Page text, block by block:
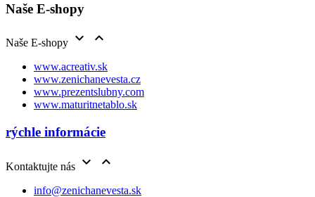
Naše E-shopy
Naše E-shopy  
www.acreativ.sk
www.zenichanevesta.cz
www.prezentslubny.com
www.maturitnetablo.sk
rýchle informácie
Kontaktujte nás  
info@zenichanevesta.sk